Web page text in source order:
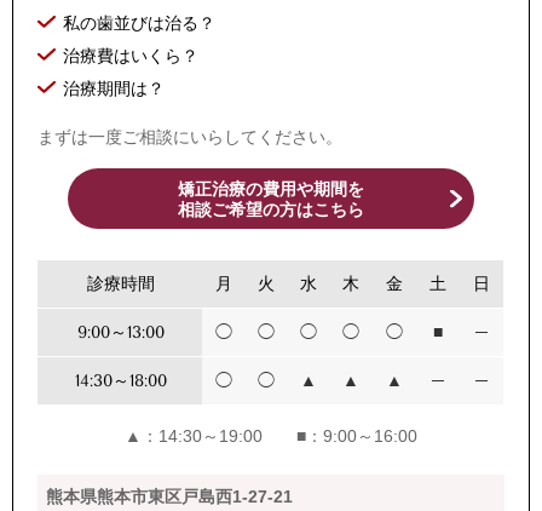
私の歯並びは治る？
治療費はいくら？
治療期間は？
まずは一度ご相談にいらしてください。
矯正治療の費用や期間を
相談ご希望の方はこちら
診療時間 月 火 水 木 金 土 日
9:00～13:00 ◯ ◯ ◯ ◯ ◯ ■ ─
14:30～18:00 ◯ ◯ ▲ ▲ ▲ ─ ─
▲：14:30～19:00 ■：9:00～16:00
熊本県熊本市東区戸島西1-27-21